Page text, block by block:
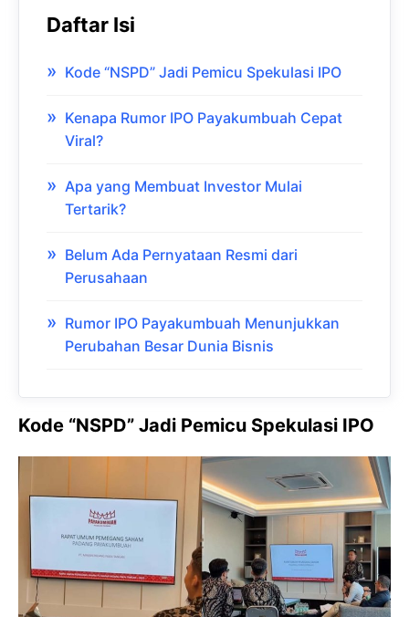
Daftar Isi
Kode “NSPD” Jadi Pemicu Spekulasi IPO
Kenapa Rumor IPO Payakumbuah Cepat
Viral?
Apa yang Membuat Investor Mulai
Tertarik?
Belum Ada Pernyataan Resmi dari
Perusahaan
Rumor IPO Payakumbuah Menunjukkan
Perubahan Besar Dunia Bisnis
Kode “NSPD” Jadi Pemicu Spekulasi IPO